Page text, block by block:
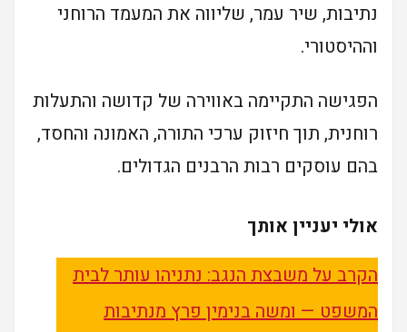
נתיבות, שיר עמר, שליווה את המעמד הרוחני
וההיסטורי.
הפגישה התקיימה באווירה של קדושה והתעלות
רוחנית, תוך חיזוק ערכי התורה, האמונה והחסד,
בהם עוסקים רבות הרבנים הגדולים.
אולי יעניין אותך
הקרב על משבצת הנגב: נתניהו עותר לבית
המשפט — ומשה בנימין פרץ מנתיבות